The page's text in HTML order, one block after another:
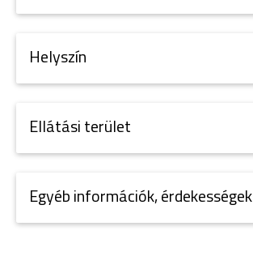
Helyszín
Ellátási terület
Egyéb információk, érdekességek